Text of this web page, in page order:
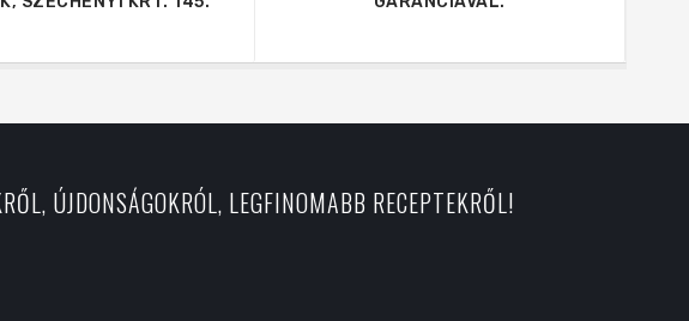
ÚJDONSÁGOKRÓL, LEGFINOMABB RECEPTEKRŐL!